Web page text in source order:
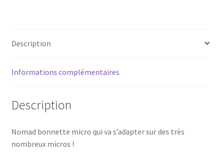
Description
Informations complémentaires
Description
Nomad bonnette micro qui va s’adapter sur des très
nombreux micros !